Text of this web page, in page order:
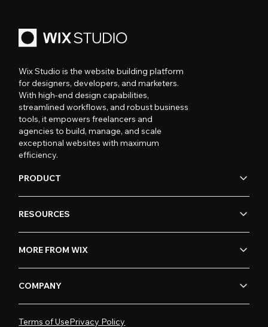
Wix Studio is the website building platform
for designers, developers, and marketers.
With high-end design capabilities,
streamlined workflows, and robust business
tools, it empowers freelancers and
agencies to build, manage, and scale
exceptional websites with maximum
efficiency.
PRODUCT
RESOURCES
MORE FROM WIX
COMPANY
Terms of UsePrivacy Policy